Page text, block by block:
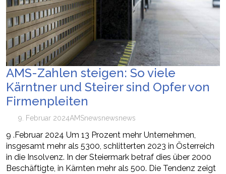
AMS-Zahlen steigen: So viele
Kärntner und Steirer sind Opfer von
Firmenpleiten
9. Februar 2024AMSnewsnewsnews
9 .Februar 2024 Um 13 Prozent mehr Unternehmen,
insgesamt mehr als 5300, schlitterten 2023 in Österreich
in die Insolvenz. In der Steiermark betraf dies über 2000
Beschäftigte, in Kärnten mehr als 500. Die Tendenz zeigt